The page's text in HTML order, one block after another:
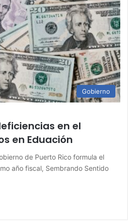
Gobierno
en el
en Eduación
de Puerto Rico formula el
año fiscal, Sembrando Sentido